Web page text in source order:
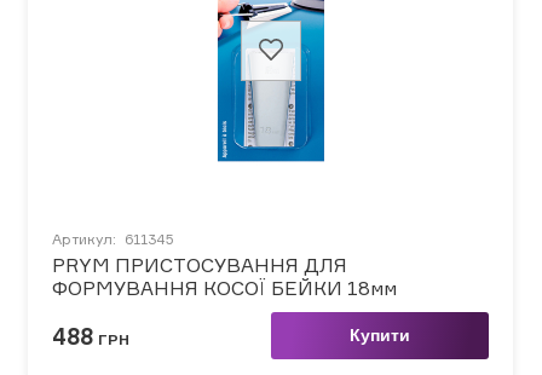
Артикул: 611345
PRYM ПРИСТОСУВАННЯ ДЛЯ
ФОРМУВАННЯ КОСОЇ БЕЙКИ 18мм
488 ГРН Купити